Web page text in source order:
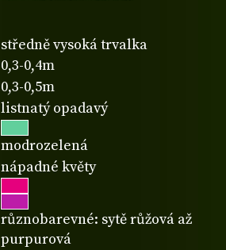
středně vysoká trvalka
0,3-0,4m
0,3-0,5m
listnatý opadavý
modrozelená
nápadné květy
různobarevné: sytě růžová až
purpurová